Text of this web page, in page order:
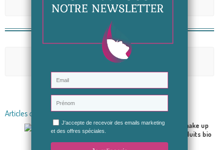
Avis (0)
Aucun avis n'a été publié pour le moment.
Articles du blog en relation
Réussir son make up
avec des produits bio